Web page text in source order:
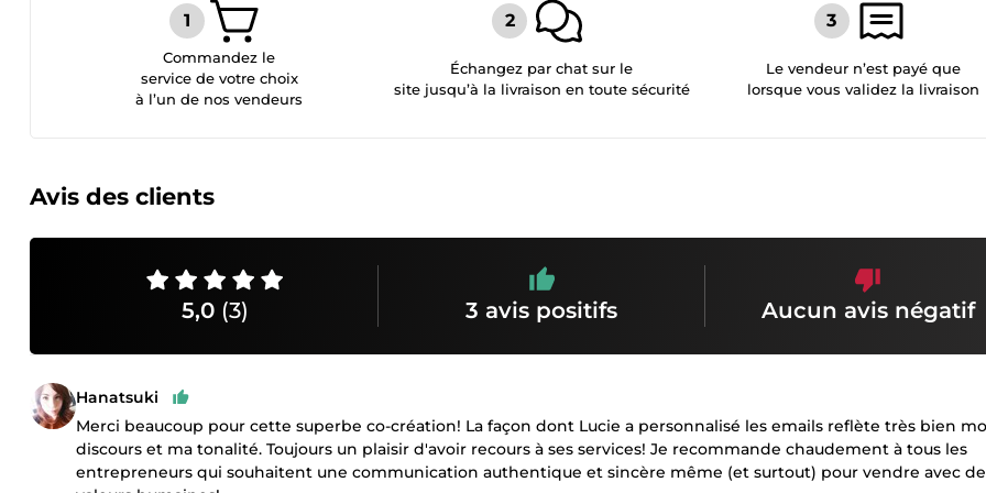
Commandez le
service de votre choix
à l’un de nos vendeurs
Échangez par chat sur le
site jusqu’à la livraison en toute sécurité
Le vendeur n’est payé que
lorsque vous validez la livraison
Avis des clients
5,0 (3) 3 avis positifs Aucun avis négatif
Hanatsuki
Merci beaucoup pour cette superbe co-création! La façon dont Lucie a personnalisé les emails reflète très bien
discours et ma tonalité. Toujours un plaisir d'avoir recours à ses services! Je recommande chaudement à tous les
entrepreneurs qui souhaitent une communication authentique et sincère même (et surtout) pour vendre avec